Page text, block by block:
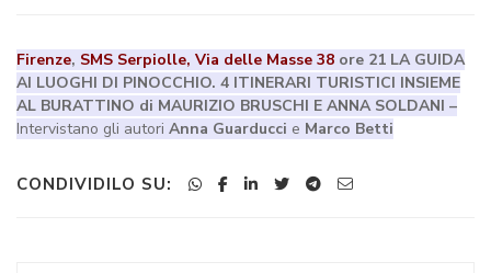
Firenze, SMS Serpiolle, Via delle Masse 38 ore 21 LA GUIDA
AI LUOGHI DI PINOCCHIO. 4 ITINERARI TURISTICI INSIEME
AL BURATTINO di MAURIZIO BRUSCHI E ANNA SOLDANI –
Intervistano gli autori Anna Guarducci e Marco Betti
CONDIVIDILO SU: